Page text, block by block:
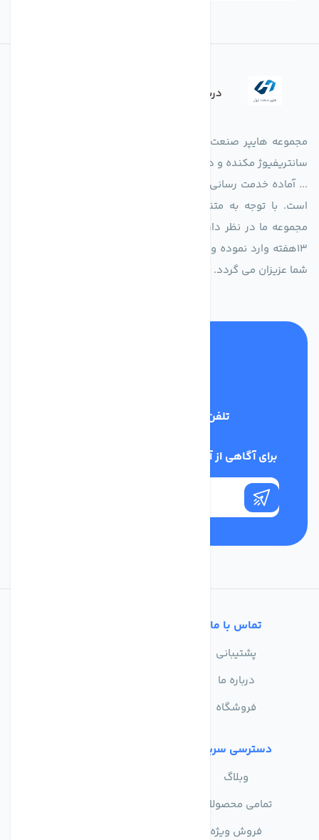
درباره فروشگاه
مجموعه هایپر صنعت ایران در امر تولید و واردات انواع فن های
سانتریفیوژ مکنده و دمنده آکسیال، سقفی، بین کانالی، مرغداری و
... آماده خدمت رسانی به شرکت های تولیدی، صنعتی و ساختمانی
است. با توجه به متنوع بودن فن های تولیدی کمپانی اروپایی
مجموعه ما در نظر دارد کالاهای تخصصی شما عزیزان رو در صرف
13هفته وارد نموده و این عمر باعث صرفه جویی در هزینه و زمان
شما عزیزان می گردد.
تلفن پشتیبانی
برای آگاهی از آخرین اخبار در خبرنامه ما عضو شوید
تماس با ما
پشتیبانی
درباره ما
فروشگاه
دسترسی سریع
وبلاگ
تمامی محصولات
فروش ویژه